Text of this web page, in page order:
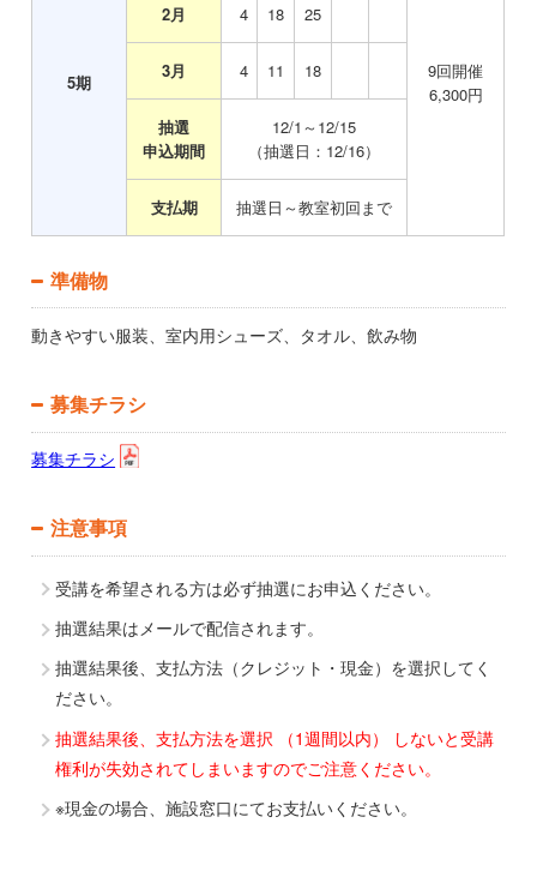
5期
9回開催
6,300円
2月 4 18 25
3月 4 11 18
抽選
申込期間
12/1～12/15
（抽選日：12/16）
支払期 抽選日～教室初回まで
準備物
動きやすい服装、室内用シューズ、タオル、飲み物
募集チラシ
募集チラシ
注意事項
受講を希望される方は必ず抽選にお申込ください。
抽選結果はメールで配信されます。
抽選結果後、支払方法（クレジット・現金）を選択してく
ださい。
抽選結果後、支払方法を選択 （1週間以内） しないと受講
権利が失効されてしまいますのでご注意ください。
※現金の場合、施設窓口にてお支払いください。